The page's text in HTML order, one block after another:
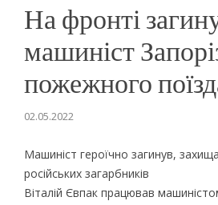
На фронті
машиніст
пожежного
02.05.2022
Машиніст героїчно загинув,
російських загарбників
Віталій Євпак працював